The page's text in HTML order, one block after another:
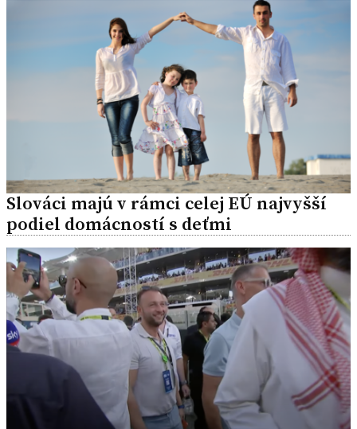
Slováci majú v rámci celej EÚ najvyšší
podiel domácností s deťmi